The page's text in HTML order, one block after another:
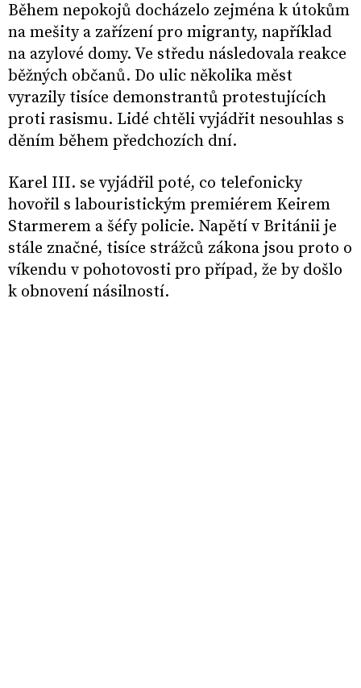
Během nepokojů docházelo zejména k útokům
na mešity a zařízení pro migranty, například
na azylové domy. Ve středu následovala reakce
běžných občanů. Do ulic několika měst
vyrazily tisíce demonstrantů protestujících
proti rasismu. Lidé chtěli vyjádřit nesouhlas s
děním během předchozích dní.
Karel III. se vyjádřil poté, co telefonicky
hovořil s labouristickým premiérem Keirem
Starmerem a šéfy policie. Napětí v Británii je
stále značné, tisíce strážců zákona jsou proto o
víkendu v pohotovosti pro případ, že by došlo
k obnovení násilností.